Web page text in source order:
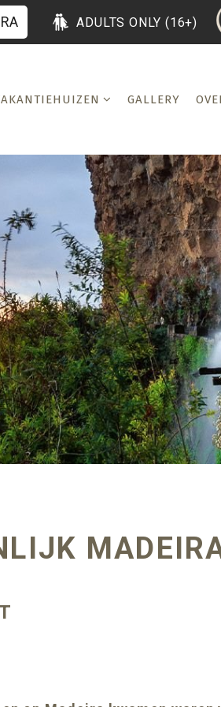
ADULTS ONLY (16+)
GALLERY